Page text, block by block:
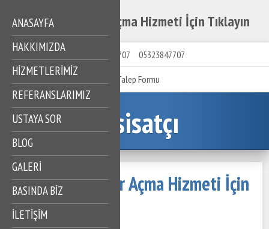
Şahintepe Gider Açma Hizmeti İçin Tıklayın
ANASAYFA
HAKKIMIZDA
HIZMETLERIMIZ
REFERANSLARIMIZ
USTAYA SOR
BLOG
GALERİ
BASINDA BİZ
İLETİŞİM
05323847707 05323847707
Talep Formu
Tesisatçı
Şahintepe Gider Açma Hizmeti İçin
Tıklayın